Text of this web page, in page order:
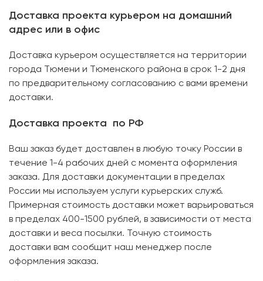
Доставка проекта курьером на домашний
адрес или в офис
Доставка курьером осуществляется на территории
города Тюмени и Тюменского района в срок 1-2 дня
по предварительному согласованию с вами времени
доставки.
Доставка проекта по РФ
Ваш заказ будет доставлен в любую точку России в
течение 1-4 рабочих дней с момента оформления
заказа. Для доставки документации в пределах
России мы используем услуги курьерских служб.
Примерная стоимость доставки может варьироваться
в пределах 400-1500 рублей, в зависимости от места
доставки и веса посылки. Точную стоимость
доставки вам сообщит наш менеджер после
оформления заказа.